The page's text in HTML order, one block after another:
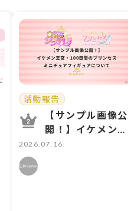
活動報告
【サンプル画像公
開！】イケメン王
宮・100日間のプ
2026.07.16